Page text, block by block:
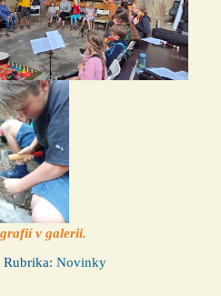
v galerii.
Rubrika: Novinky